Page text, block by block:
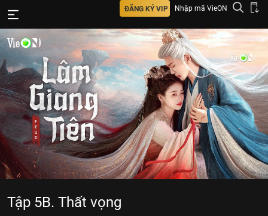
ĐĂNG KÝ VIP Nhập mã VieON
Tập 5B. Thất vọng